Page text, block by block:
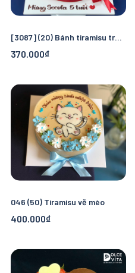
[3087] (20) Bánh tiramisu trang trí chú Mèo
370.000₫
046 (50) Tiramisu vẽ mèo
400.000₫